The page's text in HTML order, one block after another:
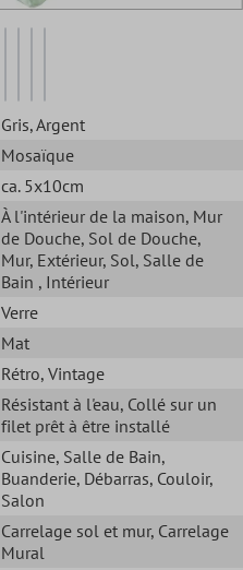
Gris, Argent
Mosaïque
ca. 5x10cm
À l'intérieur de la maison, Mur
de Douche, Sol de Douche,
Mur, Extérieur, Sol, Salle de
Bain , Intérieur
Verre
Mat
Rétro, Vintage
Résistant à l'eau, Collé sur un
filet prêt à être installé
Cuisine, Salle de Bain,
Buanderie, Débarras, Couloir,
Salon
Carrelage sol et mur, Carrelage
Mural